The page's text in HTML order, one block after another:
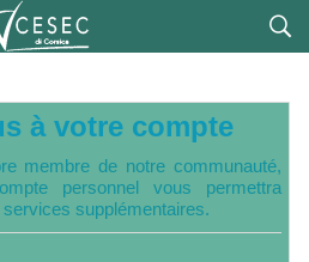
à votre compte
membre de notre communauté,
personnel vous permettra
supplémentaires.